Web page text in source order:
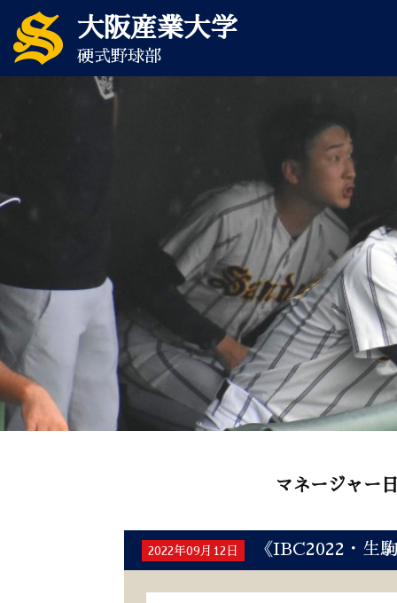
大阪産業大学
硬式野球部
マネージャー
2022年09月12日 《IBC2022・生